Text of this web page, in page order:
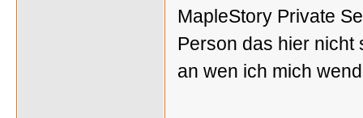
MapleStory Private
Person das hier nicht
an wen ich mich